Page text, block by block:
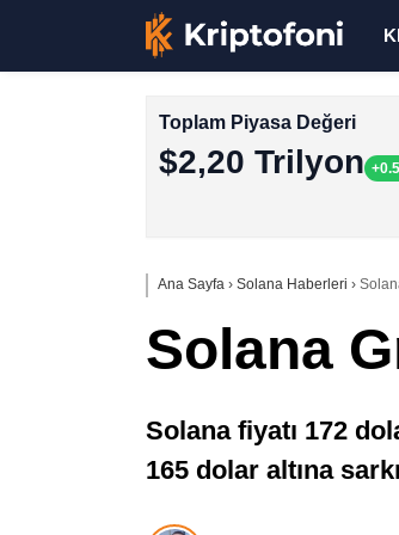
Toplam Piyasa Değeri
$2,20 Trilyon
Ana Sayfa › Solana Haberleri ›
Solana
Solana fiyatı 172
165 dolar altına